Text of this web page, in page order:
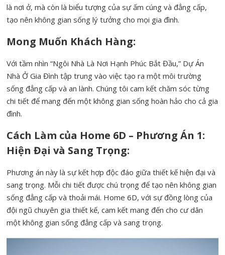
là nơi ở, mà còn là biểu tượng của sự ấm cúng và đẳng cấp,
tạo nên không gian sống lý tưởng cho mọi gia đình.
Mong Muốn Khách Hàng:
Với tầm nhìn “Ngôi Nhà Là Nơi Hạnh Phúc Bắt Đầu,” Dự Án
Nhà Ở Gia Đình tập trung vào việc tạo ra một môi trường
sống đẳng cấp và an lành. Chúng tôi cam kết chăm sóc từng
chi tiết để mang đến một không gian sống hoàn hảo cho cả gia
đình.
Cách Làm của Home 6D – Phương Án 1:
Hiện Đại và Sang Trọng:
Phương án này là sự kết hợp độc đáo giữa thiết kế hiện đại và
sang trọng. Mỗi chi tiết được chú trọng để tạo nên không gian
sống đẳng cấp và thoải mái. Home 6D, với sự đồng lòng của
đội ngũ chuyên gia thiết kế, cam kết mang đến cho cư dân
một không gian sống đẳng cấp và sang trọng.